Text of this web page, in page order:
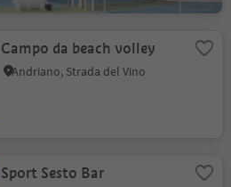
Campo da beach volley
Andriano, Strada del Vino
Sport Sesto Bar